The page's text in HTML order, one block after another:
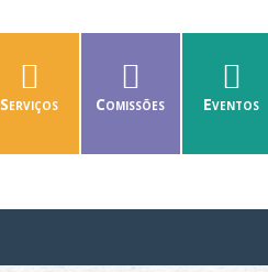
Serviços Comissões Eventos